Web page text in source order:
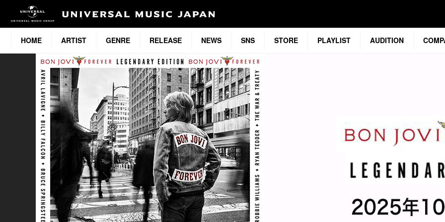
HOME ARTIST GENRE RELEASE NEWS SNS STORE PLAYLIST AUDITION